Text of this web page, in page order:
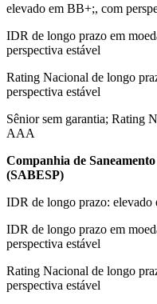
elevado em BB+;, com
IDR de longo prazo em
perspectiva estável
Rating Nacional de longo
perspectiva estável
Sênior sem garantia; Rating
AAA
Companhia de
(SABESP)
IDR de longo prazo: elevado
IDR de longo prazo em
perspectiva estável
Rating Nacional de longo
perspectiva estável